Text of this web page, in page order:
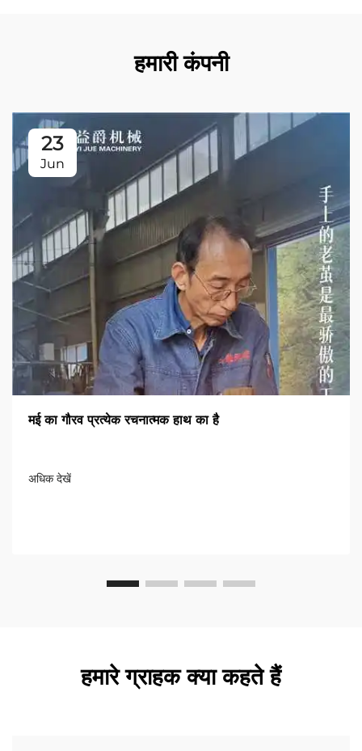
हमारी कंपनी
23
Jun
मई का गौरव प्रत्येक रचनात्मक हाथ का है
अधिक देखें
हमारे ग्राहक क्या कहते हैं